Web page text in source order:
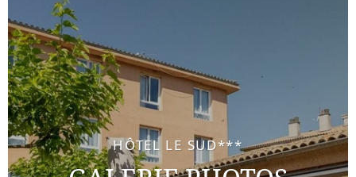
HÔTEL LE SUD***